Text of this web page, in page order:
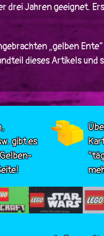
drei Jahren geeignet.
„gelben
dieses Artikels
gibt es